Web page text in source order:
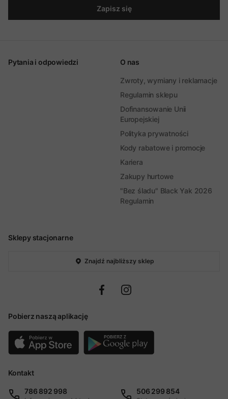
Zapisz się
Sklepy stacjonarne
Znajdź najbliższy sklep
Pobierz naszą aplikację
Pytania i odpowiedzi O nas
Zwroty, wymiany i reklamacje
Regulamin sklepu
Dofinansowanie Unii
Europejskiej
Polityka prywatności
Kody rabatowe i promocje
Kariera
Zakupy hurtowe
"Bez śladu" Black Yak 2026
Regulamin
Kontakt
786 892 998 506 299 854